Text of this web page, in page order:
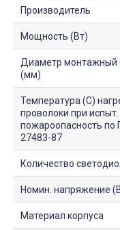
Производитель
Мощность (Вт)
Диаметр монтажный
(мм)
Температура (С)
проволоки при испыт.
пожароопасность по
27483-87
Количество
Номин. напряжение
Материал корпуса